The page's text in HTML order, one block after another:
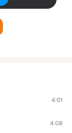
4:01
4:08